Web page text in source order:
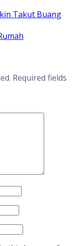
Takut Buang
Required fields